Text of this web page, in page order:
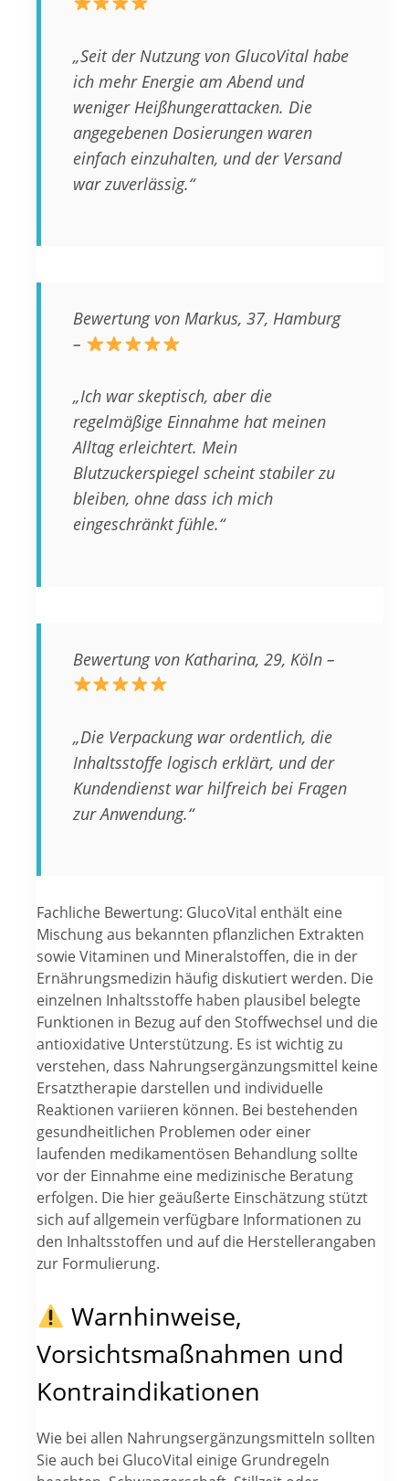
„Seit der Nutzung von GlucoVital habe
ich mehr Energie am Abend und
weniger Heißhungerattacken. Die
angegebenen Dosierungen waren
einfach einzuhalten, und der Versand
war zuverlässig.“
Bewertung von Markus, 37, Hamburg
–
„Ich war skeptisch, aber die
regelmäßige Einnahme hat meinen
Alltag erleichtert. Mein
Blutzuckerspiegel scheint stabiler zu
bleiben, ohne dass ich mich
eingeschränkt fühle.“
Bewertung von Katharina, 29, Köln –
„Die Verpackung war ordentlich, die
Inhaltsstoffe logisch erklärt, und der
Kundendienst war hilfreich bei Fragen
zur Anwendung.“
Fachliche Bewertung: GlucoVital enthält eine
Mischung aus bekannten pflanzlichen Extrakten
sowie Vitaminen und Mineralstoffen, die in der
Ernährungsmedizin häufig diskutiert werden. Die
einzelnen Inhaltsstoffe haben plausibel belegte
Funktionen in Bezug auf den Stoffwechsel und die
antioxidative Unterstützung. Es ist wichtig zu
verstehen, dass Nahrungsergänzungsmittel keine
Ersatztherapie darstellen und individuelle
Reaktionen variieren können. Bei bestehenden
gesundheitlichen Problemen oder einer
laufenden medikamentösen Behandlung sollte
vor der Einnahme eine medizinische Beratung
erfolgen. Die hier geäußerte Einschätzung stützt
sich auf allgemein verfügbare Informationen zu
den Inhaltsstoffen und auf die Herstellerangaben
zur Formulierung.
Warnhinweise,
Vorsichtsmaßnahmen und
Kontraindikationen
Wie bei allen Nahrungsergänzungsmitteln sollten
Sie auch bei GlucoVital einige Grundregeln